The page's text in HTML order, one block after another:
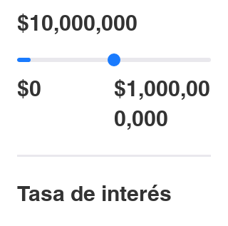
$0
$1,000,00
0,000
$10,000,000
Tasa de interés